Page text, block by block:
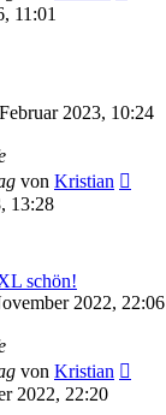
11:01
2023, 10:24
von Kristian
13:28
schön!
2022, 22:06
von Kristian
2022, 22:20